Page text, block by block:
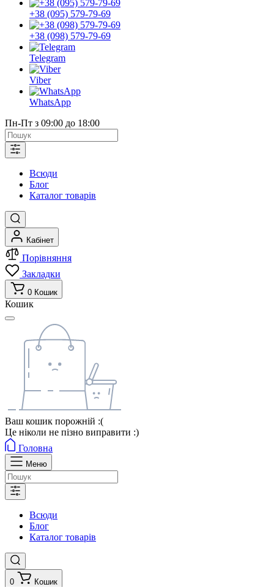
+38 (095) 579-79-69
+38 (098) 579-79-69
Telegram
Viber
WhatsApp
Пн-Пт з 09:00 до 18:00
Всюди
Блог
Каталог товарів
Кабінет
Порівняння
Закладки
0 Кошик
Кошик
Ваш кошик порожній :(
Це ніколи не пізно виправити :)
Головна
Меню
Всюди
Блог
Каталог товарів
0 Кошик